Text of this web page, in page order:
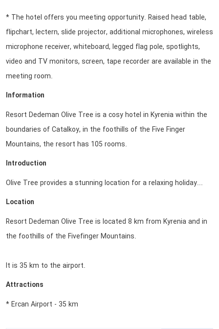
* The hotel offers you meeting opportunity. Raised head table,
flipchart, lectern, slide projector, additional microphones, wireless
microphone receiver, whiteboard, legged flag pole, spotlights,
video and TV monitors, screen, tape recorder are available in the
meeting room.
Information
Resort Dedeman Olive Tree is a cosy hotel in Kyrenia within the
boundaries of Catalkoy, in the foothills of the Five Finger
Mountains, the resort has 105 rooms.
Introduction
Olive Tree provides a stunning location for a relaxing holiday...
Location
Resort Dedeman Olive Tree is located 8 km from Kyrenia and in
the foothills of the Fivefinger Mountains.
It is 35 km to the airport.
Attractions
* Ercan Airport - 35 km